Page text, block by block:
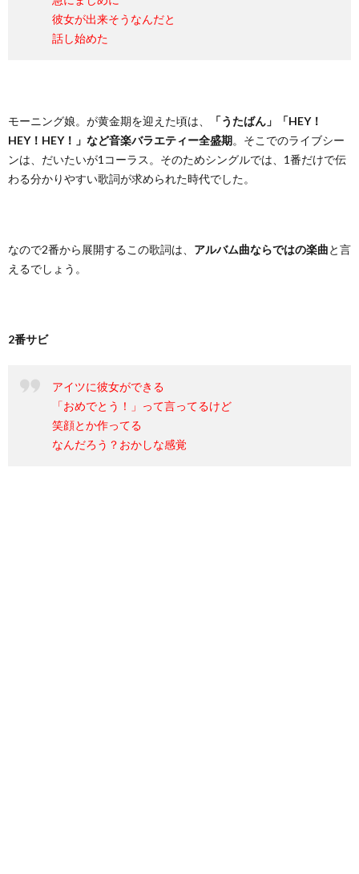
彼女が出来そうなんだと
話し始めた
モーニング娘。が黄金期を迎えた頃は、
「うたばん」「HEY！
HEY！HEY！」など音楽バラエティー全盛期。そこでのライブシー
ンは、だいたいが1コーラス。そのためシングルでは、1番だけで伝
わる分かりやすい歌詞が求められた時代でした。
なので2番から展開するこの歌詞は、 アルバム曲ならではの楽曲と言
えるでしょう。
2番サビ
アイツに彼女ができる
「おめでとう！」って言ってるけど
笑顔とか作ってる
なんだろう？おかしな感覚